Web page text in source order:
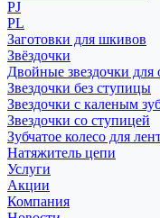
PJ
PL
Заготовки для шкивов
Звёздочки
Двойные звездочки для
Звездочки без ступицы
Звездочки с каленым
Звездочки со ступицей
Зубчатое колесо для
Натяжитель цепи
Услуги
Акции
Компания